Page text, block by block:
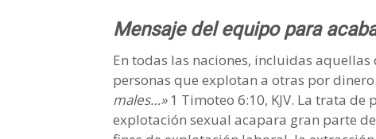
Mensaje del equipo para
En todas las naciones, incluidas
personas que explotan a otras por dinero.
males…»1 Timoteo 6:10, KJV. La trata de
explotación sexual acapara gran parte